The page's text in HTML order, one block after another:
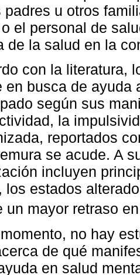
padres u otros
el personal de
de la salud en la
con la literatura,
en busca de
según sus
la
reportados
se acude. A
incluyen
los estados
un mayor retraso
no hay
de qué
en salud